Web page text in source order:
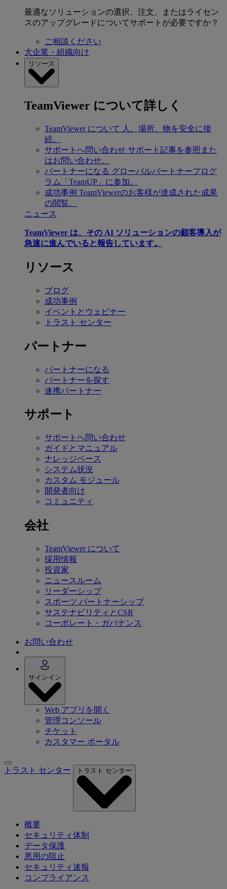
最適なソリューションの選択、注文、またはライセン
スのアップグレードについてサポートが必要ですか？
ご相談ください
大企業・組織向け
リソース
TeamViewer について詳しく
TeamViewer について 人、場所、物を安全に接
続。
サポートへ問い合わせ サポート記事を参照また
はお問い合わせ。
パートナーになる グローバルパートナープログ
ラム「TeamUP」に参加。
成功事例 TeamViewerのお客様が達成された成果
の閲覧。
ニュース
TeamViewer は、その AI ソリューションの顧客導入が
急速に進んでいると報告しています。
リソース
ブログ
成功事例
イベントとウェビナー
トラスト センター
パートナー
パートナーになる
パートナーを探す
連携パートナー
サポート
サポートへ問い合わせ
ガイドとマニュアル
ナレッジベース
システム状況
カスタム モジュール
開発者向け
コミュニティ
会社
TeamViewer について
採用情報
投資家
ニュースルーム
リーダーシップ
スポーツ パートナーシップ
サステナビリティとCSR
コーポレート・ガバナンス
お問い合わせ
サインイン
Web アプリを開く
管理コンソール
チケット
カスタマー ポータル
トラスト センター トラスト センター
概要
セキュリティ体制
データ保護
悪用の阻止
セキュリティ速報
コンプライアンス